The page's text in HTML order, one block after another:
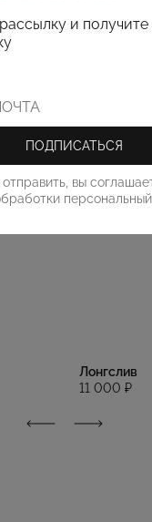
Лонгслив
11 000 ₽
и получите
ПОДПИСАТЬСЯ
вы